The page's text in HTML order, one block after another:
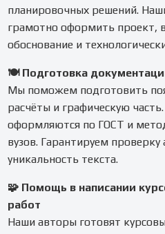
планировочных решений.
грамотно оформить проект,
обоснование и
🍽 Подготовка
Мы поможем подготовить
расчёты и графическую
оформляются по ГОСТ и
вузов. Гарантируем
уникальность текста.
🧩 Помощь в написании
работ
Наши авторы готовят